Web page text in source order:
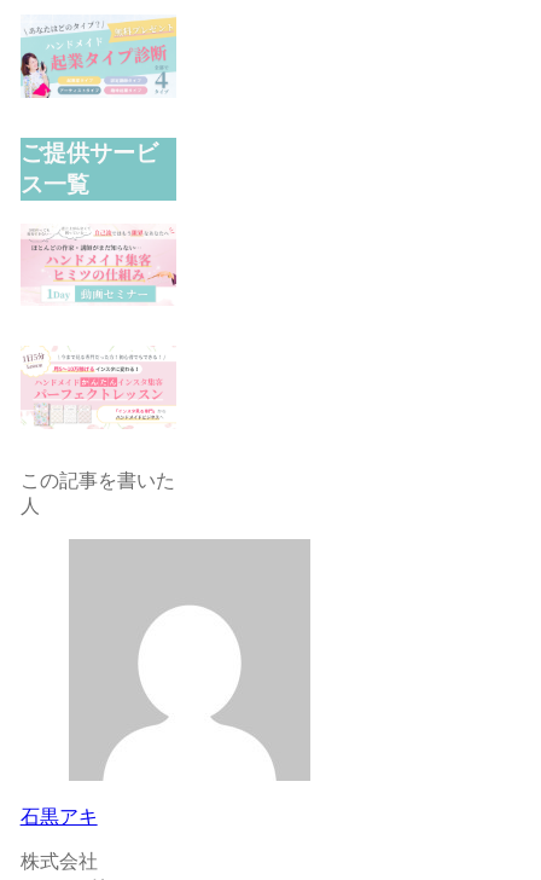
ご提供サービ
ス一覧
この記事を書いた
人
石黒アキ
株式会社